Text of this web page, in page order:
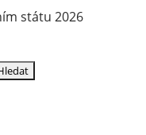
státu 2026